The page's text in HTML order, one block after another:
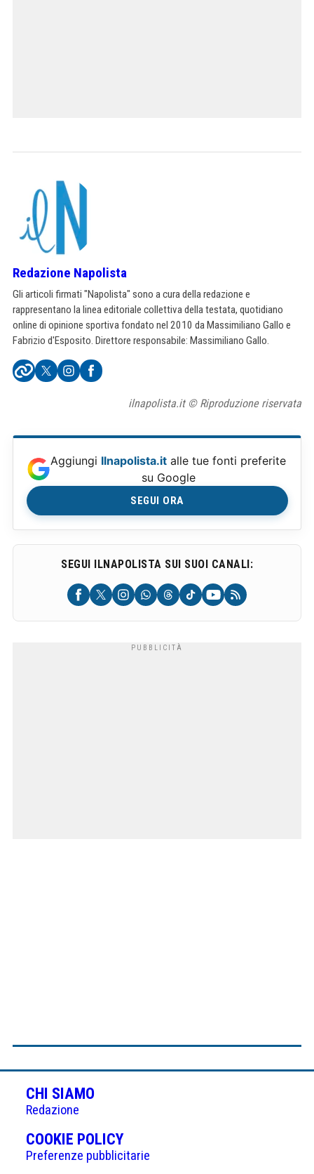
Redazione Napolista
Gli articoli firmati "Napolista" sono a cura della redazione e
rappresentano la linea editoriale collettiva della testata, quotidiano
online di opinione sportiva fondato nel 2010 da Massimiliano Gallo e
Fabrizio d'Esposito. Direttore responsabile: Massimiliano Gallo.
ilnapolista.it © Riproduzione riservata
Aggiungi Ilnapolista.it alle tue fonti preferite
su Google
SEGUI ORA
SEGUI ILNAPOLISTA SUI SUOI CANALI:
CHI SIAMO
Redazione
COOKIE POLICY(APRE
IN
Preferenze pubblicitarie